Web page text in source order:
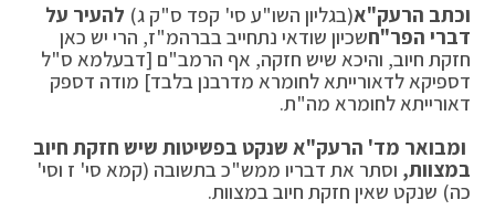
וכתב הרעק"א(בגליון השו"ע סי' קפד ס"ק ג) להעיר על
דברי הפר"חשכיון שודאי נתחייב בברהמ"ז, הרי יש כאן
חזקת חיוב, והיכא שיש חזקה, אף הרמב"ם [דבעלמא ס"ל
דספיקא לדאורייתא לחומרא מדרבנן בלבד] מודה דספק
דאורייתא לחומרא מה"ת.
ומבואר מד' הרעק"א שנקט בפשיטות שיש חזקת חיוב
במצוות, וסתר את דבריו ממש"כ בתשובה (קמא סי' ז וסי'
כה) שנקט שאין חזקת חיוב במצוות.